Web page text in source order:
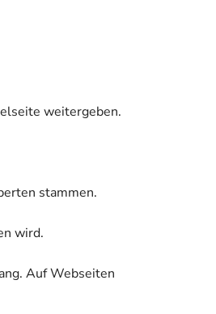
weitergeben.
stammen.
wird.
Auf Webseiten